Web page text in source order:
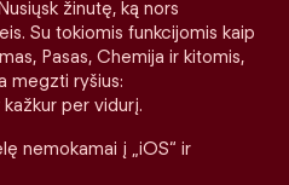
žinutę, ką nors
Su tokiomis funkcijomis kaip
Pasas, Chemija ir kitomis,
megzti ryšius:
per vidurį.
nemokamai į „iOS“ ir